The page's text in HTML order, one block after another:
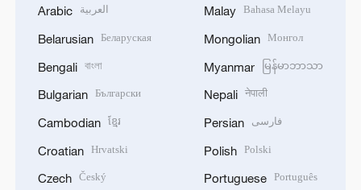
Arabic العربية
Belarusian Беларуская
Bengali বাংলা
Bulgarian Български
Cambodian ខ្មែរ
Croatian Hrvatski
Czech Český
Malay Bahasa Melayu
Mongolian Монгол
Myanmar မြန်မာဘာသာ
Nepali नेपाली
Persian فارسی
Polish Polski
Portuguese Português